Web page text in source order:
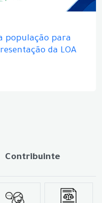
população para
da LOA
Contribuinte